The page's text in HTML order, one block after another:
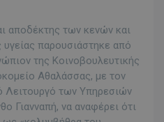
αποδέκτης των κενών και
παρουσιάστηκε από
της Κοινοβουλευτικής
Αθαλάσσας, με τον
Λειτουργό των Υπηρεσιών
Γιανναπή, να αναφέρει ότι